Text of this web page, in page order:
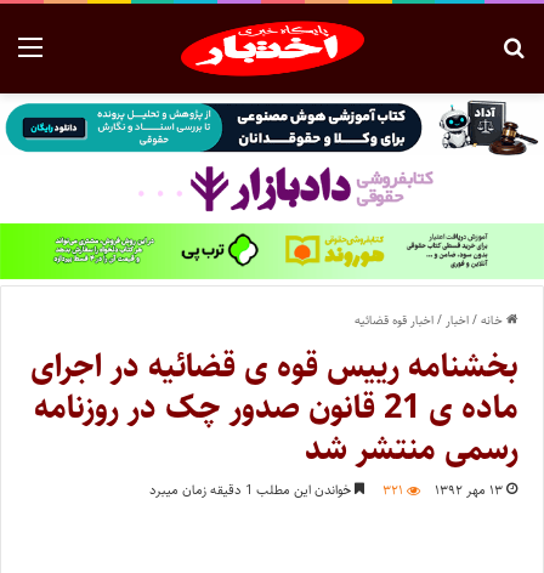
خانه/اخبار /اخبار قوه قضائیه
بخشنامه رییس قوه ی قضائیه در اجرای
ماده ی 21 قانون صدور چک در روزنامه
رسمی منتشر شد
۱۳ مهر ۱۳۹۲ ۳۲۱ خواندن این مطلب 1 دقیقه زمان میبرد